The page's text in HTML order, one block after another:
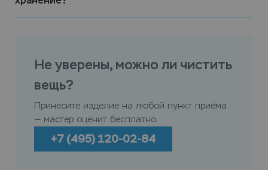
Не уверены, можно ли чистить
вещь?
Принесите изделие на любой пункт приёма
— мастер оценит бесплатно.
+7 (495) 120-02-84